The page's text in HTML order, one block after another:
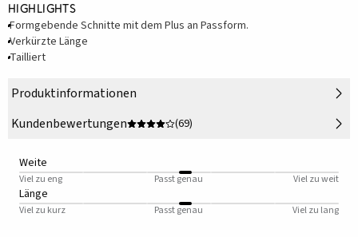
Highlights
Formgebende Schnitte mit dem Plus an Passform.
Verkürzte Länge
Tailliert
Produktinformationen
Kundenbewertungen
(69)
Weite
Viel zu eng Passt genau Viel zu weit
Länge
Viel zu kurz Passt genau Viel zu lang